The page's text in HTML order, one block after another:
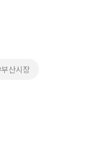
산시장